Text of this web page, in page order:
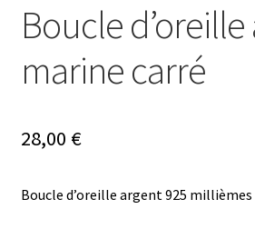
Boucle
marine carré
28,00 €
Boucle d’oreille argent 925 millièmes